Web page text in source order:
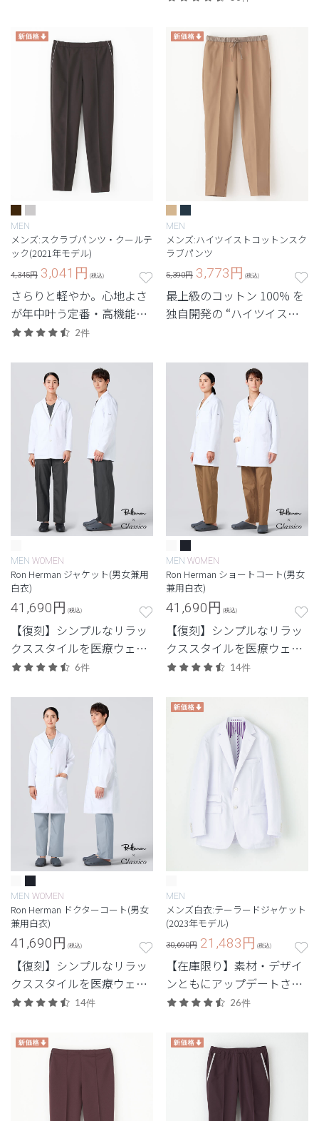
MEN
メンズ:スクラブパンツ・クールテ
ック(2021年モデル)
4,345円 3,041 円 (税込)
さらりと軽やか。心地よさ
が年中叶う定番・高機能シ
リーズ。
2件
MEN
メンズ:ハイツイストコットンスク
ラブパンツ
5,390円 3,773円 (税込)
最上級のコットン 100% を
独自開発の “ハイツイスト
が実現したメンズパンツ。
MEN WOMEN
Ron Herman ジャケット(男女兼用
白衣)
41,690円 (税込)
【復刻】シンプルなリラッ
クススタイルを医療ウェア
に落とし込んだロンハーマ
ュアルさと品格を両立させ
たジャケット白衣。
6件
MEN WOMEN
Ron Herman ショートコート(男女
兼用白衣)
41,690円 (税込)
【復刻】シンプルなリラッ
クススタイルを医療ウェア
に落とし込んだロンハーマ
ても座っても美しい丈感の
ショートコート。
14件
MEN WOMEN
Ron Herman ドクターコート(男女
兼用白衣)
41,690円 (税込)
【復刻】シンプルなリラッ
クススタイルを医療ウェア
に落とし込んだロンハーマ
ッション性と機能性を兼ね
備えたドクターコート。
14件
MEN
メンズ白衣:テーラードジャケット
(2023年モデル)
30,690円 21,483円 (税込)
【在庫限り】素材・デザイ
ンともにアップデートされ
た、定番人気のテーラード
26件